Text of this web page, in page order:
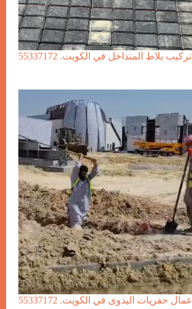
تركيب بلاط المتداخل في الكويت. 55337172
أعمال حفريات اليدوى في الكويت. 55337172